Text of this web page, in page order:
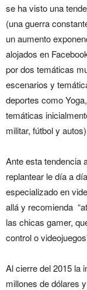
se ha visto una
(una guerra
un aumento
alojados en
por dos temáticas
escenarios y
deportes como
temáticas
militar, fútbol y
Ante esta tendencia
replantear le día a
especializado en
allá y recomienda
las chicas gamer,
control o
Al cierre del 2015 la
millones de dólares